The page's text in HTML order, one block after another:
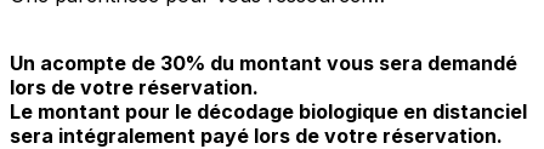
Un acompte de 30% du montant vous sera demandé
lors de votre réservation.
Le montant pour le décodage biologique en distanciel
sera intégralement payé lors de votre réservation.